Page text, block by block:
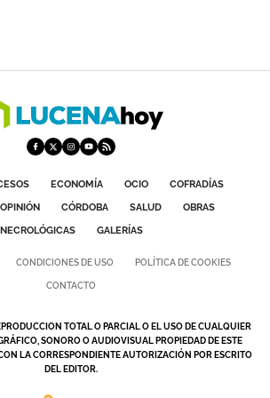
ECONOMÍA OCIO
COFRADÍAS
OPINIÓN CÓRDOBA SALUD
OBRAS
NECROLÓGICAS
GALERÍAS
CONDICIONES DE USO POLÍTICA DE COOKIES
CONTACTO
TOTAL O PARCIAL O EL USO DE CUALQUIER
SONORO O AUDIOVISUAL PROPIEDAD DE ESTE
LA CORRESPONDIENTE AUTORIZACIÓN POR ESCRITO
DEL EDITOR.